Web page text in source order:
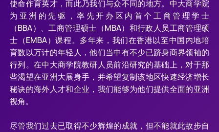
使命作育英才，而此乃我们与众不同的地方。中大商学院
为亚洲的先驱，率先开办区内首个工商管理学士
（BBA）、工商管理硕士（MBA）和行政人员工商管理硕
士（EMBA）课程。多年来，我们在香港以至中国内地培
育数以万计的年轻人，他们当中有不少已跻身商界领袖的
行列。在中大商学院教研人员前沿研究的基础上，对于那
些渴望在亚洲大展身手，并希望复制该地区快速经济增长
秘诀的海外人才和企业，我们能够为他们提供全面的亚洲
视角。
尽管我们过去已取得不少辉煌的成就，但不能就此故步自